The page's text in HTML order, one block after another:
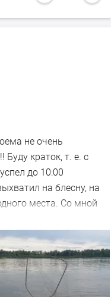
не очень
Буду краток, т. е. с
до 10:00
на блесну, на
места. Со мной
т. е. я его увез
как обычно, по
вот, сегодня
слова совсем!!! Но
деда